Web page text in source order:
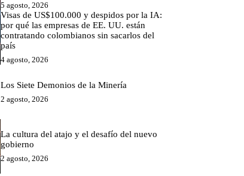
5 agosto, 2026
Visas de US$100.000 y despidos por la IA:
por qué las empresas de EE. UU. están
contratando colombianos sin sacarlos del
país
4 agosto, 2026
Los Siete Demonios de la Minería
2 agosto, 2026
La cultura del atajo y el desafío del nuevo
gobierno
2 agosto, 2026